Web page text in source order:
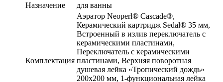
Назначение
для ванны
Комплектация
Аэратор Neoperl® Cascade®,
Керамический картридж Sedal® 35 мм,
Встроенный в излив переключатель с
керамическими пластинами,
Переключатель с керамическими
пластинами, Верхняя поворотная
душевая лейка «Тропический дождь»
200x200 мм, 1-функциональная лейка